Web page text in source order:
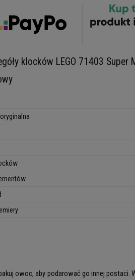
klocków LEGO 71403
owoc, aby podarować go innej postaci.